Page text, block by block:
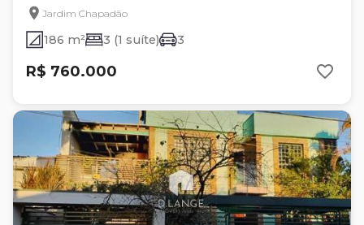
Jardim Chapadão
186 m² 3 (1 suíte) 3
R$ 760.000